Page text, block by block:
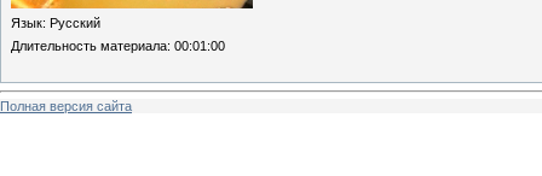
Язык: Русский
Длительность материала: 00:01:00
Полная версия сайта